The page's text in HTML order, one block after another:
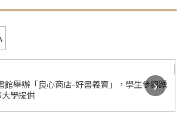
館舉辦「良心商店-好書義賣」，學生參與踴
學提供
›